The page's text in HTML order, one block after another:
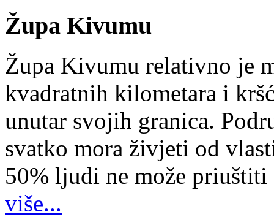
Župa Kivumu
Župa Kivumu relativno je
kvadratnih kilometara i
unutar svojih granica.
svatko mora živjeti od
50% ljudi ne može
više...